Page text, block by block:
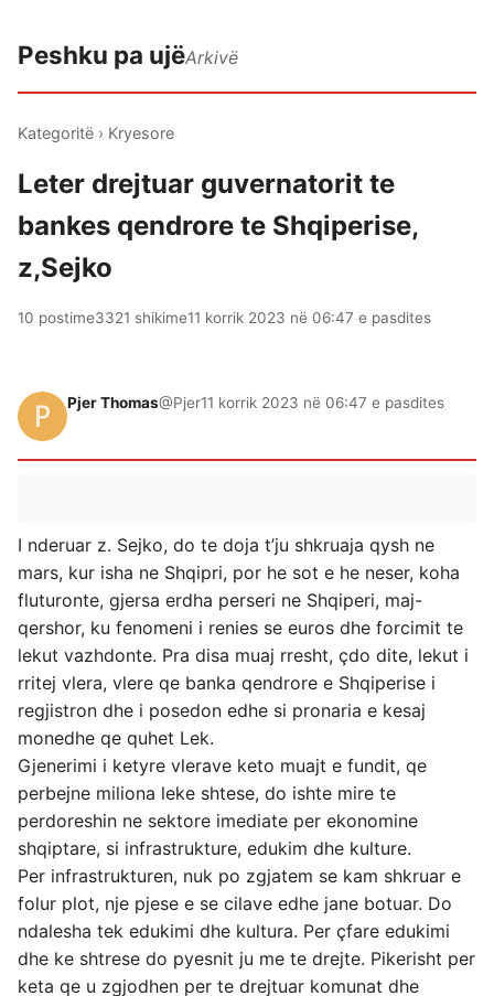
Peshku pa ujëArkivë
Kategoritë › Kryesore
Leter drejtuar guvernatorit te
bankes qendrore te Shqiperise,
z,Sejko
10 postime3321 shikime11 korrik 2023 në 06:47 e pasdites
Pjer Thomas@Pjer11 korrik 2023 në 06:47 e pasdites
I nderuar z. Sejko, do te doja t’ju shkruaja qysh ne
mars, kur isha ne Shqipri, por he sot e he neser, koha
fluturonte, gjersa erdha perseri ne Shqiperi, maj-
qershor, ku fenomeni i renies se euros dhe forcimit te
lekut vazhdonte. Pra disa muaj rresht, çdo dite, lekut i
rritej vlera, vlere qe banka qendrore e Shqiperise i
regjistron dhe i posedon edhe si pronaria e kesaj
monedhe qe quhet Lek.
Gjenerimi i ketyre vlerave keto muajt e fundit, qe
perbejne miliona leke shtese, do ishte mire te
perdoreshin ne sektore imediate per ekonomine
shqiptare, si infrastrukture, edukim dhe kulture.
Per infrastrukturen, nuk po zgjatem se kam shkruar e
folur plot, nje pjese e se cilave edhe jane botuar. Do
ndalesha tek edukimi dhe kultura. Per çfare edukimi
dhe ke shtrese do pyesnit ju me te drejte. Pikerisht per
keta qe u zgjodhen per te drejtuar komunat dhe